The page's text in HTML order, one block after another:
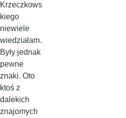
Krzeczkows
kiego
niewiele
wiedziałam.
Były jednak
pewne
znaki. Oto
ktoś z
dalekich
znajomych